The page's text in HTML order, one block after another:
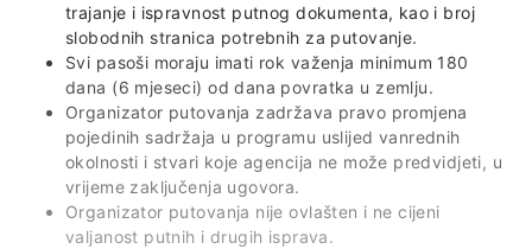
trajanje i ispravnost putnog dokumenta, kao i broj
slobodnih stranica potrebnih za putovanje.
Svi pasoši moraju imati rok važenja minimum 180
dana (6 mjeseci) od dana povratka u zemlju.
Organizator putovanja zadržava pravo promjena
pojedinih sadržaja u programu uslijed vanrednih
okolnosti i stvari koje agencija ne može predvidjeti, u
vrijeme zaključenja ugovora.
Organizator putovanja nije ovlašten i ne cijeni
valjanost putnih i drugih isprava.